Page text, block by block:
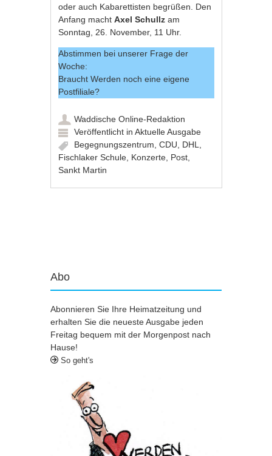
oder auch Kabarettisten begrüßen. Den
Anfang machtAxel Schullz am
Sonntag, 26. November, 11 Uhr.
Abstimmen bei unserer Frage der
Woche:
Braucht Werden noch eine eigene
Postfiliale?
Waddische Online-Redaktion
Veröffentlicht inAktuelle Ausgabe
Begegnungszentrum ,CDU DHL
Fischlaker Schule Konzerte Post
Sankt Martin
Abo
Abonnieren Sie Ihre Heimatzeitung und
erhalten Sie die neueste Ausgabe jeden
Freitag bequem mit der Morgenpost nach
Hause!
So geht's